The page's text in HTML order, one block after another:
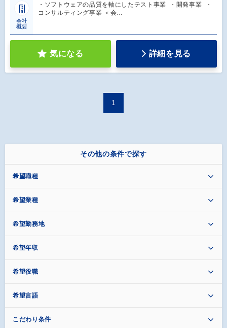
会社
概要
・ソフトウェアの品質を軸にしたテスト事業 ・開発事業 ・
コンサルティング事業 ＜会…
気になる 詳細を見る
1
その他の条件で探す
希望職種
希望業種
希望勤務地
希望年収
希望役職
希望言語
こだわり条件